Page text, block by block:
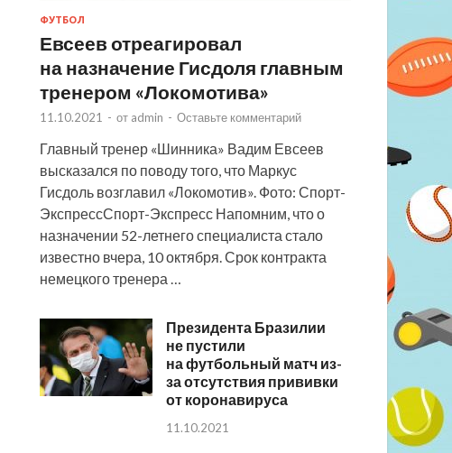
ФУТБОЛ
Евсеев отреагировал
на назначение Гисдоля главным
тренером «Локомотива»
11.10.2021 - от admin - Оставьте комментарий
Главный тренер «Шинника» Вадим Евсеев
высказался по поводу того, что Маркус
Гисдоль возглавил «Локомотив». Фото: Спорт-
ЭкспрессСпорт-Экспресс Напомним, что о
назначении 52-летнего специалиста стало
известно вчера, 10 октября. Срок контракта
немецкого тренера …
Президента Бразилии
не пустили
на футбольный матч из-
за отсутствия прививки
от коронавируса
11.10.2021